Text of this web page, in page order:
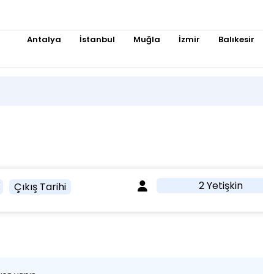
Antalya İstanbul Muğla İzmir Balıkesir
Çıkış Tarihi 2 Yetişkin